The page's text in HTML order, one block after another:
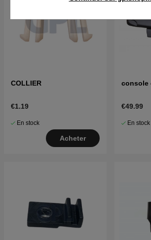
COLLIER
€1.19
En stock
Acheter
console
€49.99
En stock